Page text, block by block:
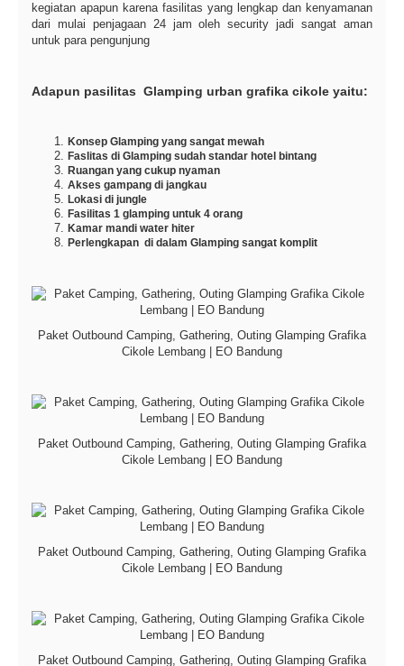
kegiatan apapun karena fasilitas yang lengkap dan kenyamanan
dari mulai penjagaan 24 jam oleh security jadi sangat aman
untuk para pengunjung
Adapun pasilitas Glamping urban grafika cikole yaitu:
Konsep Glamping yang sangat mewah
Faslitas di Glamping sudah standar hotel bintang
Ruangan yang cukup nyaman
Akses gampang di jangkau
Lokasi di jungle
Fasilitas 1 glamping untuk 4 orang
Kamar mandi water hiter
Perlengkapan di dalam Glamping sangat komplit
Paket Outbound Camping, Gathering, Outing Glamping Grafika
Cikole Lembang | EO Bandung
Paket Outbound Camping, Gathering, Outing Glamping Grafika
Cikole Lembang | EO Bandung
Paket Outbound Camping, Gathering, Outing Glamping Grafika
Cikole Lembang | EO Bandung
Paket Outbound Camping, Gathering, Outing Glamping Grafika